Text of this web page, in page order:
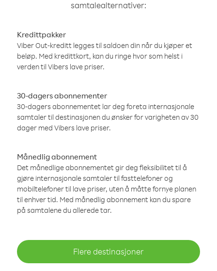
samtalealternativer:
Kredittpakker
Viber Out-kreditt legges til saldoen din når du kjøper et
beløp. Med kredittkort, kan du ringe hvor som helst i
verden til Vibers lave priser.
30-dagers abonnementer
30-dagers abonnementet lar deg foreta internasjonale
samtaler til destinasjonen du ønsker for varigheten av 30
dager med Vibers lave priser.
Månedlig abonnement
Det månedlige abonnementet gir deg fleksibilitet til å
gjøre internasjonale samtaler til fasttelefoner og
mobiltelefoner til lave priser, uten å måtte fornye planen
til enhver tid. Med månedlig abonnement kan du spare
på samtalene du allerede tar.
Flere destinasjoner